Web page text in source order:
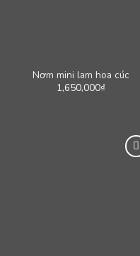
Nơm mini lam hoa cúc
1,650,000₫